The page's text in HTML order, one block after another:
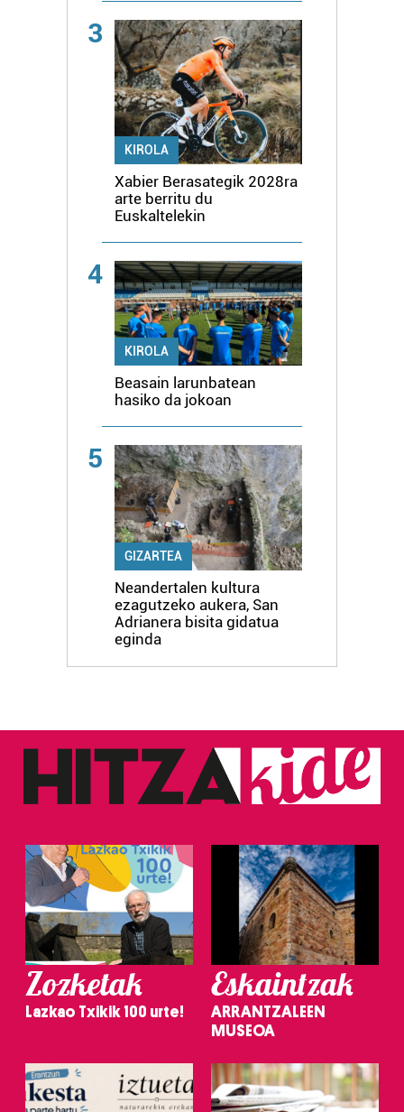
3
KIROLA
Xabier Berasategik 2028ra
arte berritu du
Euskaltelekin
4
KIROLA
Beasain larunbatean
hasiko da jokoan
5
GIZARTEA
Neandertalen kultura
ezagutzeko aukera, San
Adrianera bisita gidatua
eginda
Zozketak
Lazkao Txikik 100 urte!
Eskaintzak
ARRANTZALEEN
MUSEOA